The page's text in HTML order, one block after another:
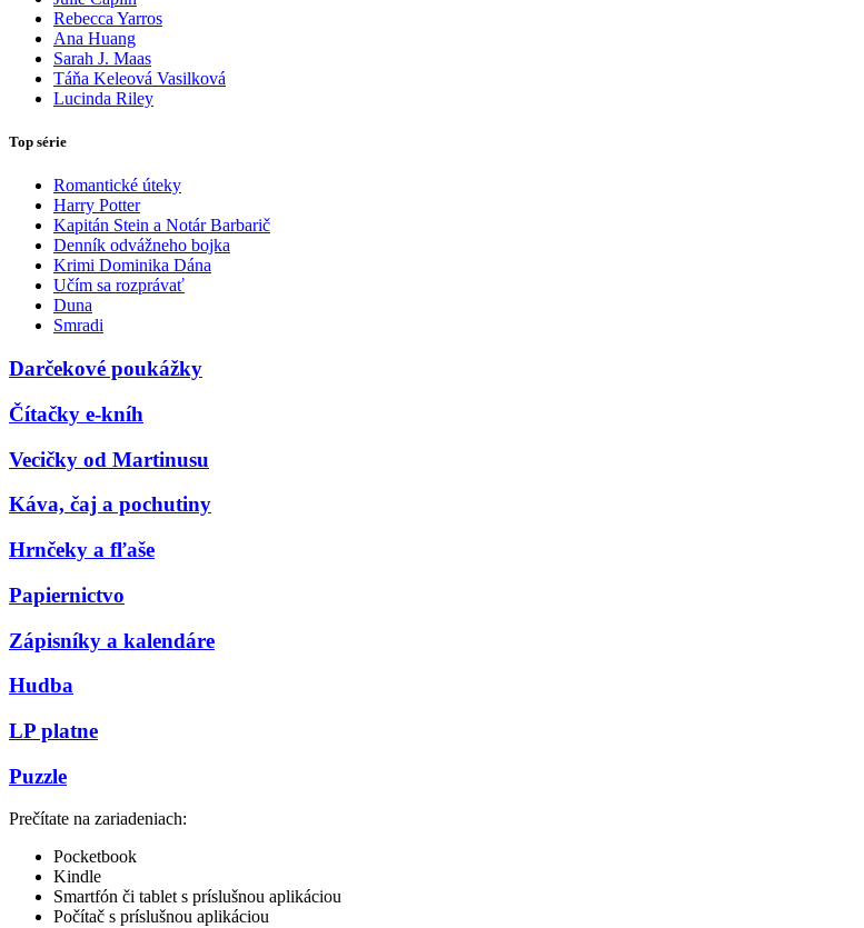
Rebecca Yarros
Ana Huang
Sarah J. Maas
Táňa Keleová Vasilková
Lucinda Riley
Top série
Romantické úteky
Harry Potter
Kapitán Stein a Notár Barbarič
Denník odvážneho bojka
Krimi Dominika Dána
Učím sa rozprávať
Duna
Smradi
Darčekové poukážky
Čítačky e-kníh
Vecičky od Martinusu
Káva, čaj a pochutiny
Hrnčeky a fľaše
Papiernictvo
Zápisníky a kalendáre
Hudba
LP platne
Puzzle
Prečítate na zariadeniach:
Pocketbook
Kindle
Smartfón či tablet s príslušnou aplikáciou
Počítač s príslušnou aplikáciou